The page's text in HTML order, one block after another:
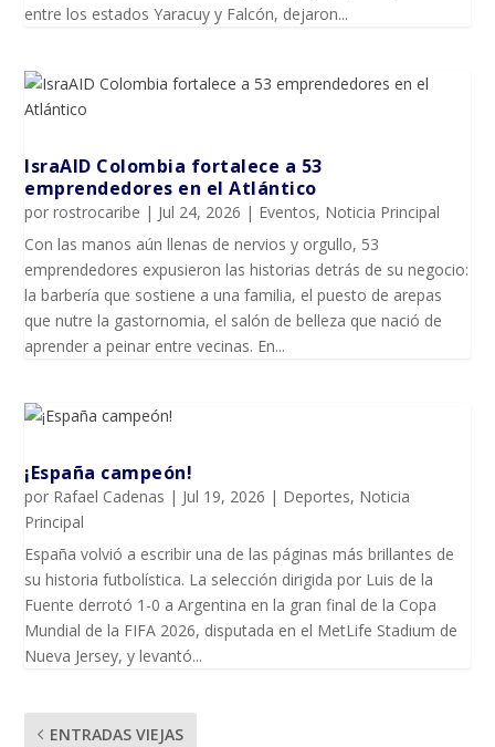
entre los estados Yaracuy y Falcón, dejaron...
IsraAID Colombia fortalece a 53
emprendedores en el Atlántico
porrostrocaribe | Jul 24, 2026 | Eventos, Noticia Principal
Con las manos aún llenas de nervios y orgullo, 53
emprendedores expusieron las historias detrás de su negocio:
la barbería que sostiene a una familia, el puesto de arepas
que nutre la gastornomia, el salón de belleza que nació de
aprender a peinar entre vecinas. En...
¡España campeón!
por Rafael Cadenas | Jul 19, 2026 | Deportes, Noticia
Principal
España volvió a escribir una de las páginas más brillantes de
su historia futbolística. La selección dirigida por Luis de la
Fuente derrotó 1-0 a Argentina en la gran final de la Copa
Mundial de la FIFA 2026, disputada en el MetLife Stadium de
Nueva Jersey, y levantó...
ENTRADAS VIEJAS